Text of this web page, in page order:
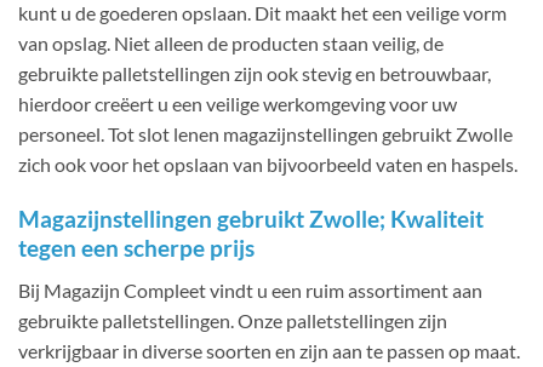
kunt u de goederen opslaan. Dit maakt het een veilige vorm
van opslag. Niet alleen de producten staan veilig, de
gebruikte palletstellingen zijn ook stevig en betrouwbaar,
hierdoor creëert u een veilige werkomgeving voor uw
personeel. Tot slot lenen magazijnstellingen gebruikt Zwolle
zich ook voor het opslaan van bijvoorbeeld vaten en haspels.
Magazijnstellingen gebruikt Zwolle; Kwaliteit
tegen een scherpe prijs
Bij Magazijn Compleet vindt u een ruim assortiment aan
gebruikte palletstellingen. Onze palletstellingen zijn
verkrijgbaar in diverse soorten en zijn aan te passen op maat.